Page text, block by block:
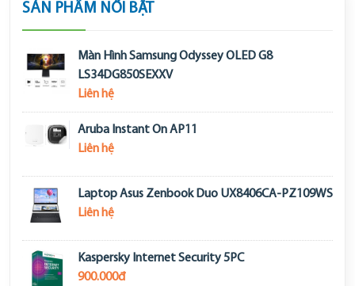
SẢN PHẨM NỔI BẬT
Màn Hình Samsung Odyssey OLED G8
LS34DG850SEXXV
Liên hệ
Aruba Instant On AP11
Liên hệ
Laptop Asus Zenbook Duo UX8406CA-PZ109WS
Liên hệ
Kaspersky Internet Security 5PC
900.000đ